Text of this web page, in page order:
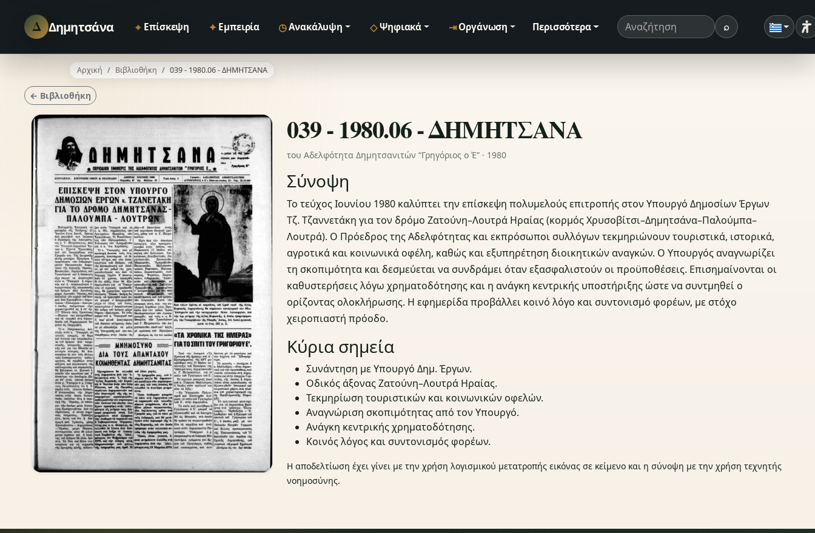
Δ Δημητσάνα ⌖ Επίσκεψη ✦ Εμπειρία ◷Ανακάλυψη ◇ Ψηφιακά ⇥ Οργάνωση Περισσότερα Όρος αναζήτησης ⌕Αναζήτηση
Αρχική Βιβλιοθήκη 039 - 1980.06 - ΔΗΜΗΤΣΑΝΑ
← Βιβλιοθήκη
039 - 1980.06 - ΔΗΜΗΤΣΑΝΑ
του Αδελφότητα Δημητσανιτών “Γρηγόριος ο Έ” · 1980
Σύνοψη
Το τεύχος Ιουνίου 1980 καλύπτει την επίσκεψη πολυμελούς επιτροπής στον Υπουργό Δημοσίων Έργων
Τζ. Τζαννετάκη για τον δρόμο Ζατούνη–Λουτρά Ηραίας (κορμός Χρυσοβίτσι–Δημητσάνα–Παλούμπα–
Λουτρά). Ο Πρόεδρος της Αδελφότητας και εκπρόσωποι συλλόγων τεκμηριώνουν τουριστικά, ιστορικά,
αγροτικά και κοινωνικά οφέλη, καθώς και εξυπηρέτηση διοικητικών αναγκών. Ο Υπουργός αναγνωρίζει
τη σκοπιμότητα και δεσμεύεται να συνδράμει όταν εξασφαλιστούν οι προϋποθέσεις. Επισημαίνονται οι
καθυστερήσεις λόγω χρηματοδότησης και η ανάγκη κεντρικής υποστήριξης ώστε να συντμηθεί ο
ορίζοντας ολοκλήρωσης. Η εφημερίδα προβάλλει κοινό λόγο και συντονισμό φορέων, με στόχο
χειροπιαστή πρόοδο.
Κύρια σημεία
Συνάντηση με Υπουργό Δημ. Έργων.
Οδικός άξονας Ζατούνη–Λουτρά Ηραίας.
Τεκμηρίωση τουριστικών και κοινωνικών οφελών.
Αναγνώριση σκοπιμότητας από τον Υπουργό.
Ανάγκη κεντρικής χρηματοδότησης.
Κοινός λόγος και συντονισμός φορέων.
Η αποδελτίωση έχει γίνει με την χρήση λογισμικού μετατροπής εικόνας σε κείμενο και η σύνοψη με την χρήση τεχνητής
νοημοσύνης.